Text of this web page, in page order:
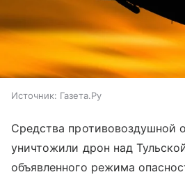
Источник: Газета.Ру
Средства противовоздушной
уничтожили дрон над
объявленного режима